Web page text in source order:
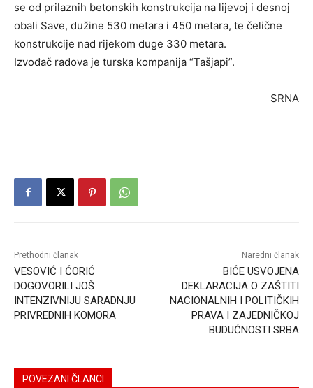
se od prilaznih betonskih konstrukcija na lijevoj i desnoj
obali Save, dužine 530 metara i 450 metara, te čelične
konstrukcije nad rijekom duge 330 metara.
Izvođač radova je turska kompanija “Tašjapi”.
SRNA
Prethodni članak
VESOVIĆ I ĆORIĆ
DOGOVORILI JOŠ
INTENZIVNIJU SARADNJU
PRIVREDNIH KOMORA
Naredni članak
BIĆE USVOJENA
DEKLARACIJA O ZAŠTITI
NACIONALNIH I POLITIČKIH
PRAVA I ZAJEDNIČKOJ
BUDUĆNOSTI SRBA
POVEZANI ČLANCI